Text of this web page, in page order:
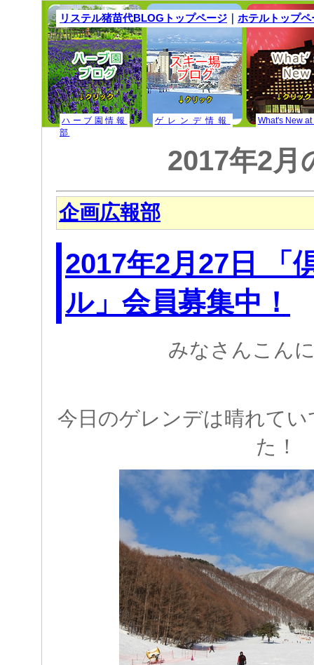
リステル猪苗代BLOGトップページ ｜ ホテルトップペ
ハーブ園情報 ゲレンデ情報
What's New at
部
2017年2月
企画広報部
2017年2月27日 「
ル」会員募集中！
みなさんこん
今日のゲレンデは晴れて
た！